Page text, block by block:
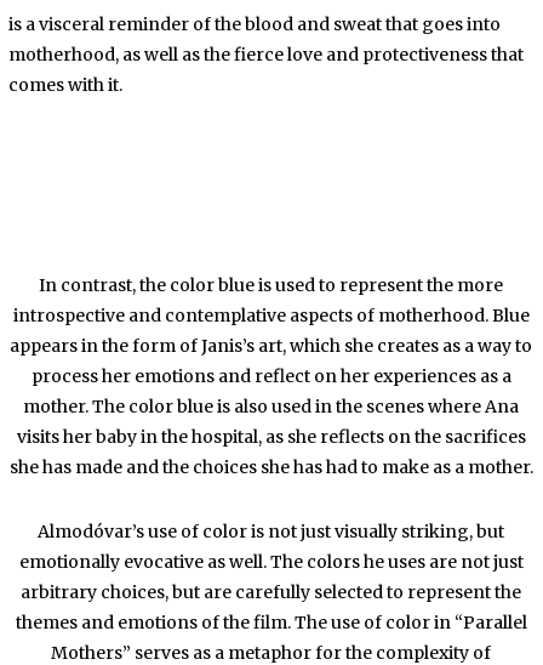
is a visceral reminder of the blood and sweat that goes into
motherhood, as well as the fierce love and protectiveness that
comes with it.
In contrast, the color blue is used to represent the more
introspective and contemplative aspects of motherhood. Blue
appears in the form of Janis’s art, which she creates as a way to
process her emotions and reflect on her experiences as a
mother. The color blue is also used in the scenes where Ana
visits her baby in the hospital, as she reflects on the sacrifices
she has made and the choices she has had to make as a mother.
Almodóvar’s use of color is not just visually striking, but
emotionally evocative as well. The colors he uses are not just
arbitrary choices, but are carefully selected to represent the
themes and emotions of the film. The use of color in “Parallel
Mothers” serves as a metaphor for the complexity of